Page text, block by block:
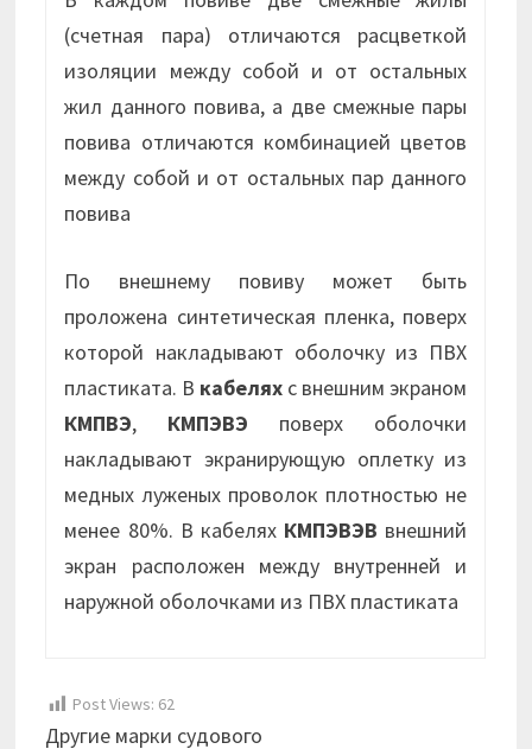
(счетная пара) отличаются расцветкой
изоляции между собой и от остальных
жил данного повива, а две смежные пары
повива отличаются комбинацией цветов
между собой и от остальных пар данного
повива
По внешнему повиву может быть
проложена синтетическая пленка, поверх
которой накладывают оболочку из ПВХ
пластиката. В кабелях с внешним экраном
КМПВЭ, КМПЭВЭ поверх оболочки
накладывают экранирующую оплетку из
медных луженых проволок плотностью не
менее 80%. В кабелях КМПЭВЭВ внешний
экран расположен между внутренней и
наружной оболочками из ПВХ пластиката
Post Views: 62
Другие марки судового